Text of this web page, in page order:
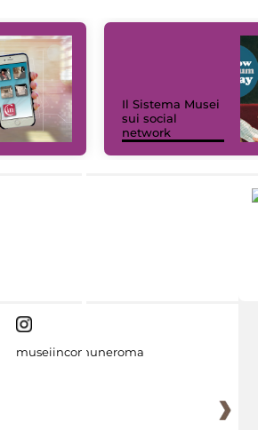
Il Sistema Musei
sui social
network
museiincomuneroma